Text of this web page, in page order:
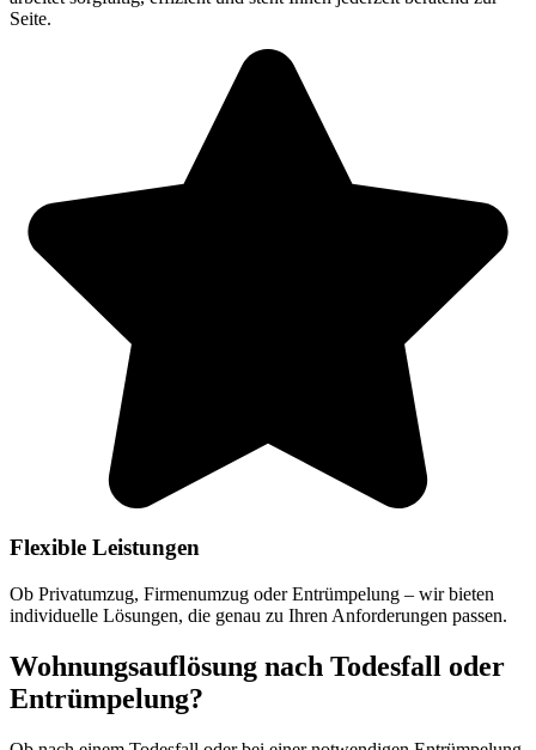
Seite.
Flexible Leistungen
Ob Privatumzug, Firmenumzug oder Entrümpelung – wir bieten
individuelle Lösungen, die genau zu Ihren Anforderungen passen.
Wohnungsauflösung nach Todesfall oder
Entrümpelung?